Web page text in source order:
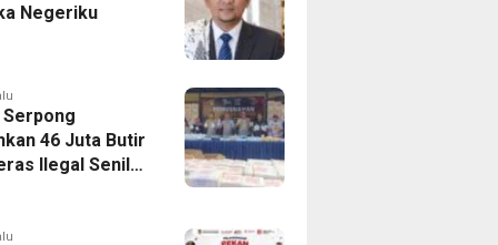
Negeriku
46 Juta Butir
Ilegal Senilai